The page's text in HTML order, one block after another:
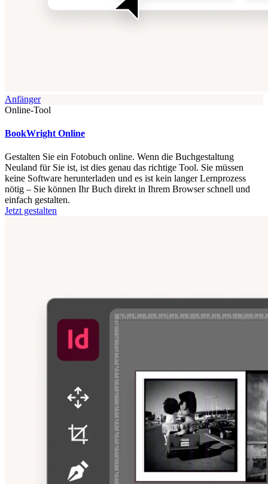
Anfänger
Online-Tool
BookWright Online
Gestalten Sie ein Fotobuch online. Wenn die Buchgestaltung
Neuland für Sie ist, ist dies genau das richtige Tool. Sie müssen
keine Software herunterladen und es ist kein langer Lernprozess
nötig – Sie können Ihr Buch direkt in Ihrem Browser schnell und
einfach gestalten.
Jetzt gestalten